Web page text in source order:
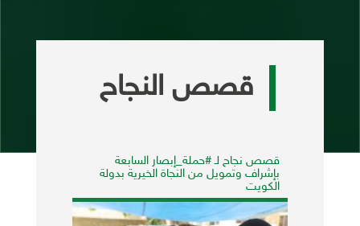
المزيد من الأخبار
قصص النجاح
قصص نجاح لـ #حملة_إبصار السابعة
بإشراف وتمويل من النجاة الخيرية بدولة
الكويت